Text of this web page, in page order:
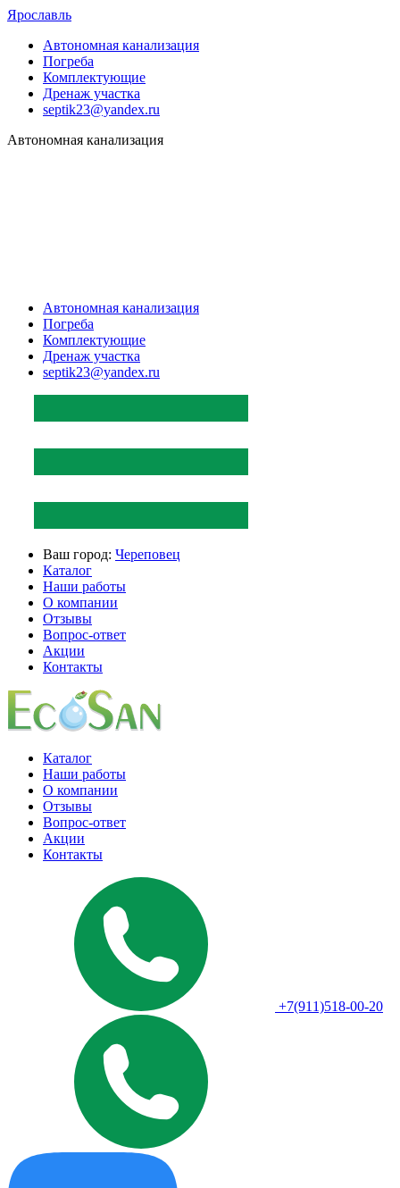
Ярославль
Автономная канализация
Погреба
Комплектующие
Дренаж участка
septik23@yandex.ru
Автономная канализация
Автономная канализация
Погреба
Комплектующие
Дренаж участка
septik23@yandex.ru
Ваш город: Череповец
Каталог
Наши работы
О компании
Отзывы
Вопрос-ответ
Акции
Контакты
Каталог
Наши работы
О компании
Отзывы
Вопрос-ответ
Акции
Контакты
+7(911)518-00-20